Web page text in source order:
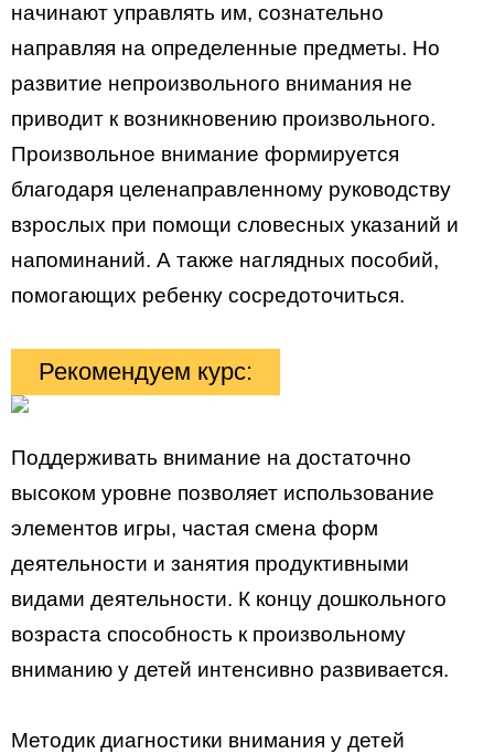
начинают управлять им, сознательно
направляя на определенные предметы. Но
развитие непроизвольного внимания не
приводит к возникновению произвольного.
Произвольное внимание формируется
благодаря целенаправленному руководству
взрослых при помощи словесных указаний и
напоминаний. А также наглядных пособий,
помогающих ребенку сосредоточиться.
Рекомендуем курс:
Поддерживать внимание на достаточно
высоком уровне позволяет использование
элементов игры, частая смена форм
деятельности и занятия продуктивными
видами деятельности. К концу дошкольного
возраста способность к произвольному
вниманию у детей интенсивно развивается.
Методик диагностики внимания у детей